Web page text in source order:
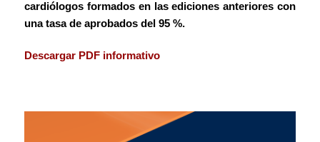
cardiólogos formados en las ediciones anteriores con
una tasa de aprobados del 95 %.
Descargar PDF informativo